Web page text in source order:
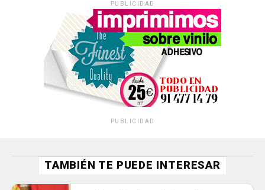
PUBLICIDAD
PUBLICIDAD
TAMBIÉN TE PUEDE INTERESAR